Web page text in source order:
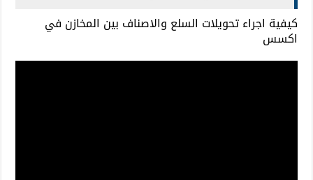
كيفية اجراء تحويلات السلع والاصناف بين المخازن في
اكسس